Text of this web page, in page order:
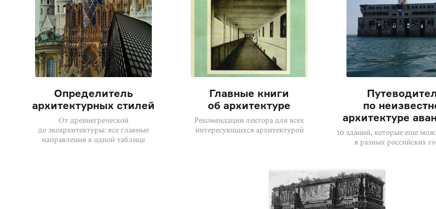
Определитель
архитектурных стилей
От древнегреческой
до экоархитектуры: все главные
направления в одной таблице
Главные книги
об архитектуре
Рекомендации лектора для всех
интересующихся архитектурой
по
архитектуре
10 зданий, которые еще
в разных российских